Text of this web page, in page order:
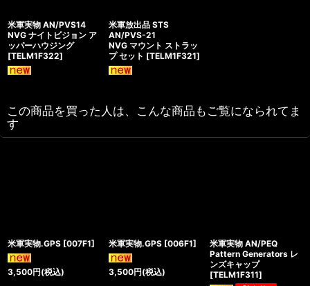
米軍実物 AN/PVS14
NVG ナイトビジョン ア
ッパーハウジング
[TELM1F322]
米軍放出品 STS
AN/PVS-21
NVG マウント ストラッ
プ セット [TELM1F321]
この商品を買った人は、こんな商品もご覧になられてま
す
米軍実物.GPS [007F1]
3,500円(税込)
米軍実物.GPS [006F1]
3,500円(税込)
米軍実物 AN/PEQ
Pattern Generators レ
ンズキャップ
[TELM1F311]